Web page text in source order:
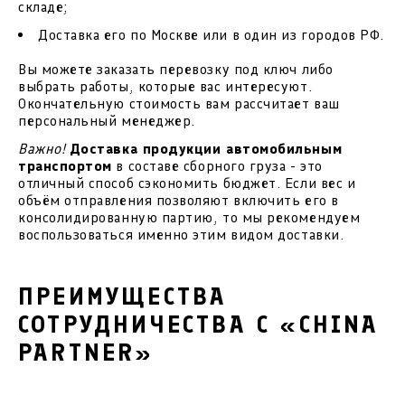
складе;
Доставка его по Москве или в один из городов РФ.
Вы можете заказать перевозку под ключ либо
выбрать работы, которые вас интересуют.
Окончательную стоимость вам рассчитает ваш
персональный менеджер.
Важно! Доставка продукции автомобильным
транспортом в составе сборного груза - это
отличный способ сэкономить бюджет. Если вес и
объём отправления позволяют включить его в
консолидированную партию, то мы рекомендуем
воспользоваться именно этим видом доставки.
ПРЕИМУЩЕСТВА
СОТРУДНИЧЕСТВА С «CHINA
PARTNER»